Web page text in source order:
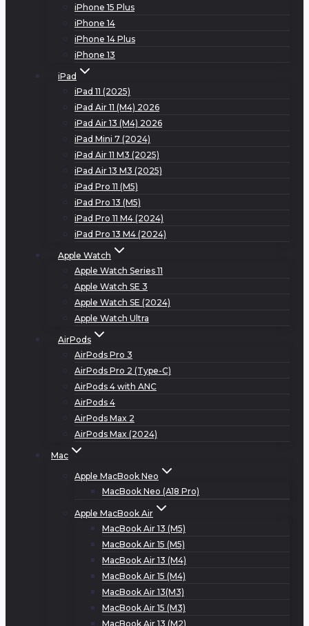
iPhone 15 Plus
iPhone 14
iPhone 14 Plus
iPhone 13
iPad
iPad 11 (2025)
iPad Air 11 (M4) 2026
iPad Air 13 (M4) 2026
iPad Mini 7 (2024)
iPad Air 11 M3 (2025)
iPad Air 13 M3 (2025)
iPad Pro 11 (M5)
iPad Pro 13 (M5)
iPad Pro 11 M4 (2024)
iPad Pro 13 M4 (2024)
Apple Watch
Apple Watch Series 11
Apple Watch SE 3
Apple Watch SE (2024)
Apple Watch Ultra
AirPods
AirPods Pro 3
AirPods Pro 2 (Type-C)
AirPods 4 with ANC
AirPods 4
AirPods Max 2
AirPods Max (2024)
Mac
Apple MacBook Neo
MacBook Neo (A18 Pro)
Apple MacBook Air
MacBook Air 13 (M5)
MacBook Air 15 (M5)
MacBook Air 13 (M4)
MacBook Air 15 (M4)
MacBook Air 13(M3)
MacBook Air 15 (M3)
MacBook Air 13 (M2)